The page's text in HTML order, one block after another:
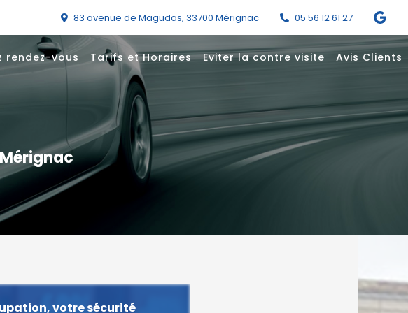
83 avenue de Magudas, 33700 Mérignac 05 56 12 61 27
rendez-vous Tarifs et Horaires Eviter la contre visite Avis Clients
votre sécurité